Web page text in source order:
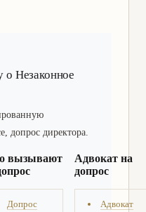
о Незаконное
допрос директора.
вызывают
Допрос
Адвокат на
допрос
Адвокат